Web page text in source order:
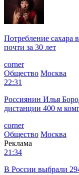
Потребление сахара
почти за 30 лет
corner
Общество Москва
22:31
Россиянин Илья
дистанции 400 м
corner
Общество Москва
Реклама
21:34
В России выбрали